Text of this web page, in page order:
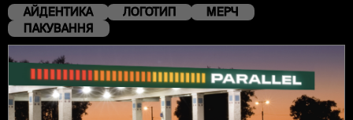
АЙДЕНТИКА ЛОГОТИП
МЕРЧ
ПАКУВАННЯ